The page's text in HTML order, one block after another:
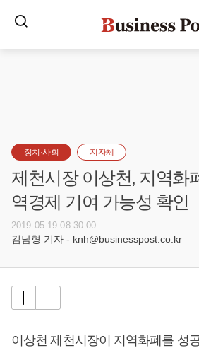
정치·사회 지자체
제천시장 이상천, 지역화
역경제 기여 가능성 확인
2019-05-19 08:30:00
김남형 기자 - knh@businesspost.co.kr
이상천 제천시장이 지역화폐를 성